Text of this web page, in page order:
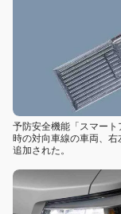
予防安全機能「スマー
時の対向車線の車両、
追加された。